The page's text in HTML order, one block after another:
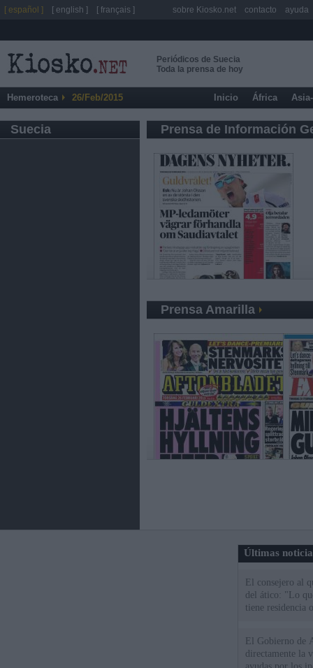
Periódicos de Suecia
Toda la prensa de hoy
Hemeroteca 26/Feb/2015 Inicio África
Suecia Prensa de Información
Prensa Amarilla
Últimas
El consejero al
del ático: "Lo
tiene residencia
El Gobierno de
directamente la
[ español ] [ english ] [ français ] sobre Kiosko.net contacto ayuda